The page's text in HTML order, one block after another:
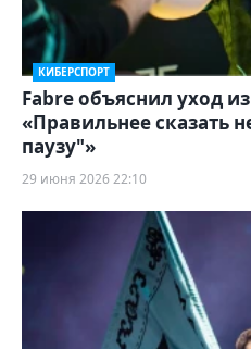
КИБЕРСПОРТ
Fabre объяснил уход
«Правильнее сказать
паузу"»
29 июня 2026 22:10